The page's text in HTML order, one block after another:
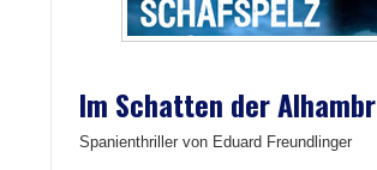
Im Schatten der
Spanienthriller von Eduard Freundlinger